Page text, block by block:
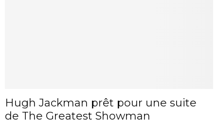
Hugh Jackman prêt pour une suite
de The Greatest Showman